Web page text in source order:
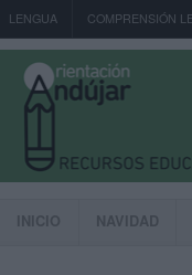
LENGUA COMPRENSIÓN
INICIO NAVIDAD